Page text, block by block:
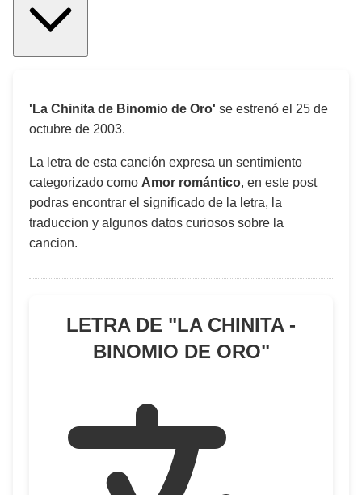
'La Chinita de Binomio de Oro' se estrenó el 25 de
octubre de 2003.
La letra de esta canción expresa un sentimiento
categorizado como Amor romántico, en este post
podras encontrar el significado de la letra, la
traduccion y algunos datos curiosos sobre la
cancion.
LETRA DE "LA CHINITA -
BINOMIO DE ORO"